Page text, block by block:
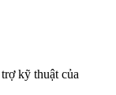
kỹ thuật của